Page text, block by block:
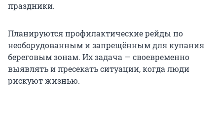
праздники.
Планируются профилактические рейды по
необорудованным и запрещённым для купания
береговым зонам. Их задача — своевременно
выявлять и пресекать ситуации, когда люди
рискуют жизнью.